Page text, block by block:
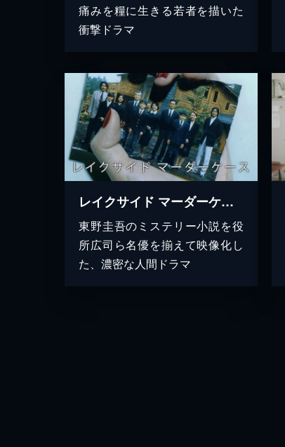
痛みを糧に生きる若者を描いた
衝撃ドラマ
レイクサイド マーダーケース
東野圭吾のミステリー小説を役
所広司ら名優を揃えて映像化し
た、濃密な人間ドラマ